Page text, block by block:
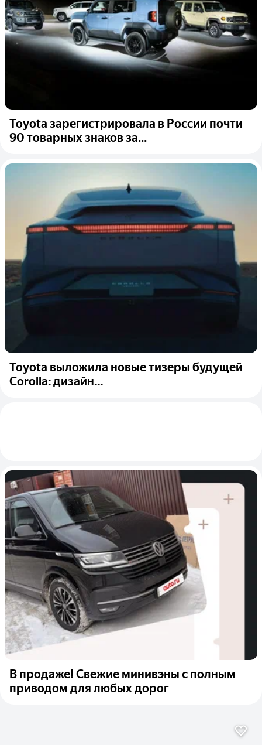
Toyota зарегистрировала в России почти
90 товарных знаков за...
Toyota выложила новые тизеры будущей
Corolla: дизайн...
В продаже! Свежие минивэны с полным
приводом для любых дорог